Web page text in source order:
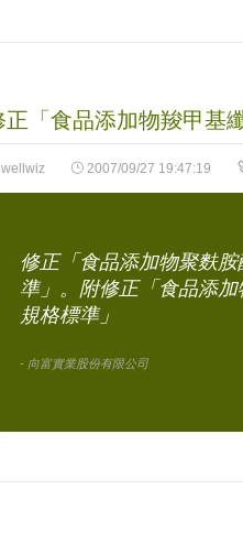
正「食品添加物羧甲基
wellwiz 2007/09/27 19:47:19
修正「食品添加物聚麩
準」。附修正「食品添
規格標準」
- 向富實業股份有限公司